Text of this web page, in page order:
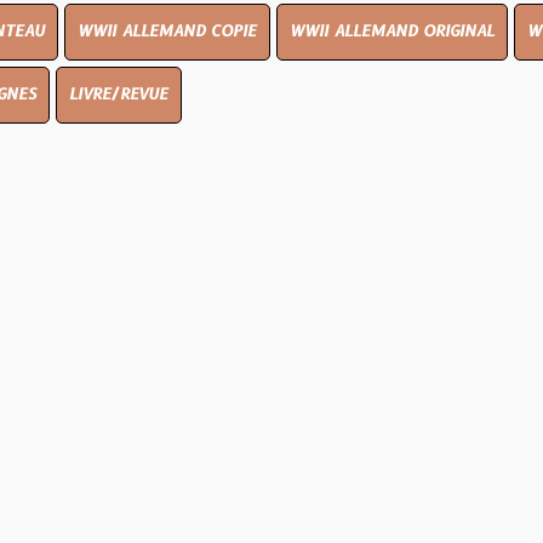
ALLEMAND COPIE WWII ALLEMAND ORIGINAL WWII UK